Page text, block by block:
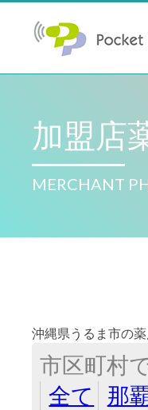
加盟店
MERCHANT
沖縄県うるま市の
市区町村
全て
那